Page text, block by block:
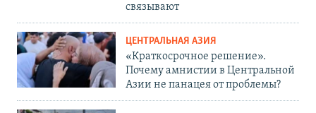
связывают
ЦЕНТРАЛЬНАЯ АЗИЯ
«Краткосрочное решение».
Почему амнистии в Центральной
Азии не панацея от проблемы?